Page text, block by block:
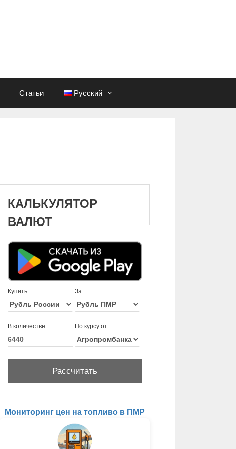
Статьи Русский
КАЛЬКУЛЯТОР
ВАЛЮТ
Купить За
В количестве По курсу от
Мониторинг цен на топливо в ПМР